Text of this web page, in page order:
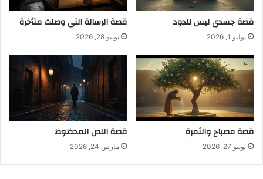
قصة جسدي ليس للدود
يوليو 1, 2026
قصة الرسالة التي وصلت متأخرة
يونيو 28, 2026
قصة مصباح والثمرة
يونيو 27, 2026
قصة اللص المحظوظ
مارس 24, 2026